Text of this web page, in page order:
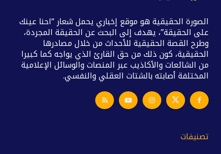
الصورة الحقيقية هو موقع إخباري يحمل شعار “احنا عينك
على الحقيقة”، يهدف إلى البحث عن الحقيقة المجردة،
وطرح القصة الحقيقية للأحداث من خلال مصادرها
الحقيقية، كون ذلك من حق القارئ الذي يواجه كما كبيرا
من الشائعات والأكاذيب عبر المنصات والوسائل الإعلامية
المختلفة أصابته بالشتات العقلي والنفسي.
تصنيفات